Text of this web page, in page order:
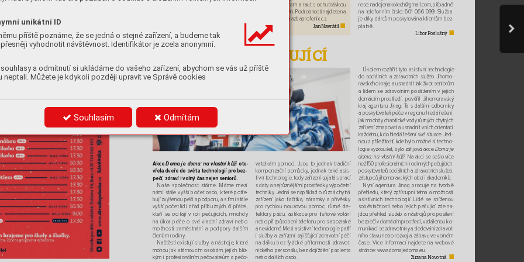
unikátní ID
příště poznáme, že se jedná o stejné zařízení, a budeme tak
vyhodnotit návštěvnost. Identifikátor je zcela anonymní.
a odmítnutí si ukládáme do vašeho zařízení, abychom se vás už příště
neptali. Můžete je kdykoli později upravit ve Správě cookies
Souhlasím Odmítám
-
multižánrovému kvartetu Epoque Quartet,
které již řadu let působí na
hudební scéně. E va Vlasáková ■
Akce Doma je doma: na vlastní kůži ote-
vřela dveře dosvěta technologií pro bez-
pečí, zdraví ivolný čas nejen seniorů.
Naše společnost stárne. Máme mezi
námi stále vyšší počet osob, které potře-
bují zvýšenou péči apodporu, astím istále
vyšší počet lidí zřad příbuzných či přátel,
kteří se ocitají v roli pečujících, mnohdy
na úkor péče o své vlastní zdraví nebo
možnosti zaměstnání a podpory dalším
členům rodiny.
Naštěstí existují služby a nástroje, které
mohou jak stárnoucím osobám, jejich blíz-
kým i profesionálním pečovatelům apečo-
vatelkám pomoci. Jsou to jednak tradiční
kompenzační pomůcky, jednak také asis-
tivní technologie, tedy zařízení spjatá sprací
sdaty anejrůznějšími prostředky výpočetní
techniky. Jedná se například orůzná chytrá
zařízení jako tlačítka, náramky a přívěsky
pro rychlou nouzovou pomoc, různé de-
tektory pádu, aplikace pro tísňové volání
nebo přizpůsobení telefonu pro slabozraké
anevidomé. Mezi asistivní technologie patří
i služby a zařízení zajišťující zdravotní péči
na dálku bez fyzické přítomnosti zdravot-
nického personálu, bez dojíždění pacienta
nebo dalších osob.
Úkolem rozšířit tyto asistivní technologie
do sociálních a zdravotních služeb Jihomo-
ravského kraje, ausnadnit tak život seniorům
a lidem se zdravotním postižením v jejich
domácím prostředí, pověřil Jihomoravský
kraj agenturu Jinag. Ta s dalšími odborníky
aposkytovateli péče vregionu hledá řešení,
jak mnohdy chaotické vody různých chytrých
zařízení zmapovat ausnadnit vnich orientaci
každému, kdo hledá řešení své situace. Jed-
nou z příležitostí, kde bylo možné si techno-
logie vyzkoušet, byla zářijová akce Doma je
doma: na vlastní kůži. Na akci se sešlo více
než 150 profesionálních irodinných pečujících,
poskytovatelů sociálních a zdravotních služeb,
zástupců jihomoravských obcí iakademiků.
Nyní agentura Jinag pracuje na tvorbě
přehledu, který zpřístupní téma a možnosti
asistivních technologií. Lidé se sníženou
soběstačností nebo jejich pečující zde na-
jdou přehled služeb anástrojů pro posílení
bezpečí vdomácím prostředí, vzdálenou ko-
munikaci se zdravotníky asledování zdravot-
ního stavu nebo rozvoj a zábavu vevolném
čase. Více informací najdete na webové
stránce: www.domajedoma.eu.
Zuzana Novotná
O PEČUJÍCÍ
Jana Hanzlíko
rese:nadejenakolech@gmail.com, případně
na telefonním čísle: 601 066 099. Služba
je díky dárcům poskytována klientům bez-
platně.
Libor Poslušný
kulturní program a raut s ochutnávkou
moravských vín. Podrobnosti najdete na
.drazbaprofenix.cz.
Jan Navrátil